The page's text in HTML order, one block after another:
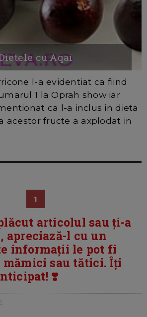
cu Aqai
l-a evidentiat ca fiind
1 la Oprah show iar
ca l-a inclus in dieta
acestor fructe a axplodat in
1
articolul sau ți-a
apreciază-l cu un
informații le pot fi
sau tătici. Îți
❣️